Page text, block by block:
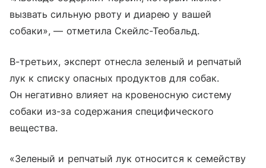
вызвать сильную рвоту и диарею у вашей
собаки», — отметила Скейлс-Теобальд.
В-третьих, эксперт отнесла зеленый и репчатый
лук к списку опасных продуктов для собак.
Он негативно влияет на кровеносную систему
собаки из-за содержания специфического
вещества.
«Зеленый и репчатый лук относится к семейству